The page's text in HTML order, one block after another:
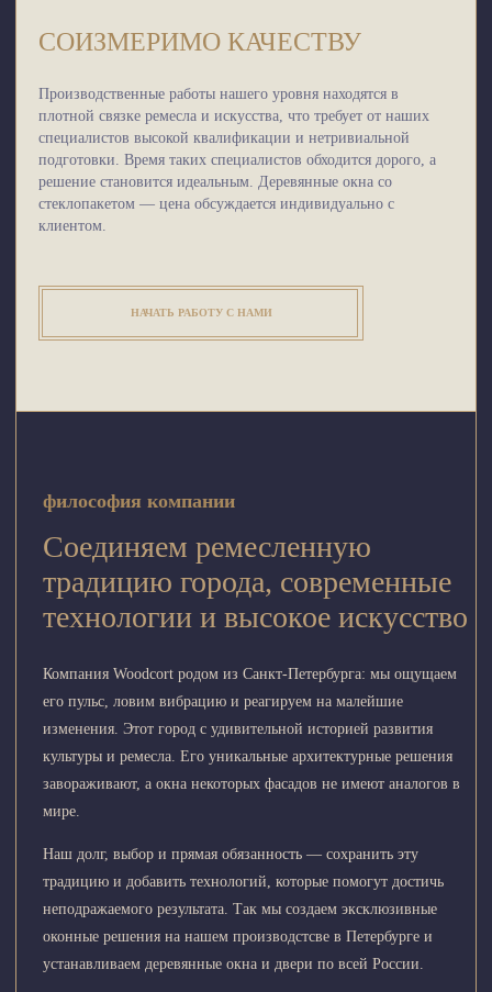
СОИЗМЕРИМО КАЧЕСТВУ
Производственные работы нашего уровня находятся в
плотной связке ремесла и искусства, что требует от наших
специалистов высокой квалификации и нетривиальной
подготовки. Время таких специалистов обходится дорого, а
решение становится идеальным. Деревянные окна со
стеклопакетом — цена обсуждается индивидуально с
клиентом.
НАЧАТЬ РАБОТУ С НАМИ
философия компании
Соединяем ремесленную
традицию города, современные
технологии и высокое искусство
Компания Woodcort родом из Санкт-Петербурга: мы ощущаем
его пульс, ловим вибрацию и реагируем на малейшие
изменения. Этот город с удивительной историей развития
культуры и ремесла. Его уникальные архитектурные решения
завораживают, а окна некоторых фасадов не имеют аналогов в
мире.
Наш долг, выбор и прямая обязанность — сохранить эту
традицию и добавить технологий, которые помогут достичь
неподражаемого результата. Так мы создаем эксклюзивные
оконные решения на нашем производстсве в Петербурге и
устанавливаем деревянные окна и двери по всей России.